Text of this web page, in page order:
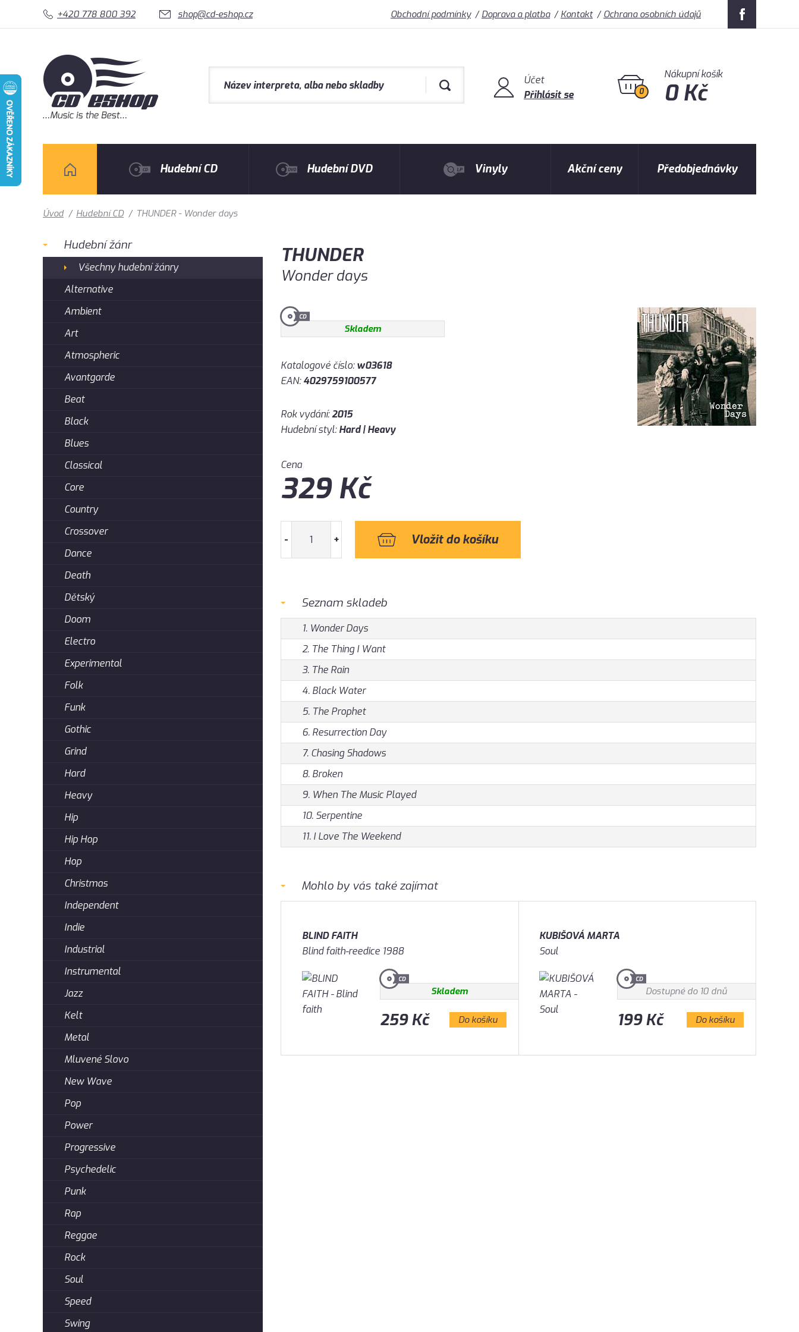
+420 778 800 392 shop@cd-eshop.cz Obchodní podmínky Doprava a platba Kontakt Ochrana osobních údajů
Účet
Přihlásit se
0
Nákupní košík
0 Kč
Hudební CD Hudební DVD Vinyly Akční ceny Předobjednávky
Úvod / Hudební CD / THUNDER - Wonder days
THUNDER
Wonder days
Skladem
Katalogové číslo:w03618
EAN:4029759100577
Rok vydání:2015
Hudební styl:Hard | Heavy
Cena
329Kč
- +
Seznam skladeb
1. Wonder Days
2. The Thing I Want
3. The Rain
4. Black Water
5. The Prophet
6. Resurrection Day
7. Chasing Shadows
8. Broken
9. When The Music Played
10. Serpentine
11. I Love The Weekend
Mohlo by vás také zajímat
BLIND FAITH
Blind faith-reedice 1988
Skladem
259 Kč Do košíku
KUBIŠOVÁ MARTA
Soul
Dostupné do 10 dnů
199 Kč Do košíku
Hudební žánr
Všechny hudební žánry
Alternative
Ambient
Art
Atmospheric
Avantgarde
Beat
Black
Blues
Classical
Core
Country
Crossover
Dance
Death
Dětský
Doom
Electro
Experimental
Folk
Funk
Gothic
Grind
Hard
Heavy
Hip
Hip Hop
Hop
Christmas
Independent
Indie
Industrial
Instrumental
Jazz
Kelt
Metal
Mluvené Slovo
New Wave
Pop
Power
Progressive
Psychedelic
Punk
Rap
Reggae
Rock
Soul
Speed
Swing